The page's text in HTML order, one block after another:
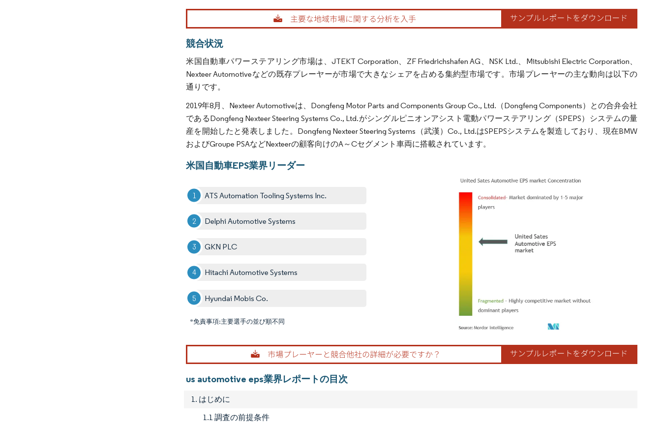
画像 © Mordor Intelligence。再利用にはCC BY 4.0の表示が必要です。
競合状況
米国自動車パワーステアリング市場は、JTEKT Corporation、ZF Friedrichshafen AG、NSK Ltd.、Mitsubishi Electric Corporation、
Nexteer Automotiveなどの既存プレーヤーが市場で大きなシェアを占める集約型市場です。市場プレーヤーの主な動向は以下の
通りです。
2019年8月、Nexteer Automotiveは、Dongfeng Motor Parts and Components Group Co., Ltd.（Dongfeng Components）との合弁会社
であるDongfeng Nexteer Steering Systems Co., Ltd.がシングルピニオンアシスト電動パワーステアリング（SPEPS）システムの量
産を開始したと発表しました。Dongfeng Nexteer Steering Systems（武漢）Co., Ltd.はSPEPSシステムを製造しており、現在BMW
およびGroupe PSAなどNexteerの顧客向けのA～Cセグメント車両に搭載されています。
米国自動車EPS業界リーダー
ATS Automation Tooling Systems Inc.
Delphi Automotive Systems
GKN PLC
Hitachi Automotive Systems
Hyundai Mobis Co.
*免責事項:主要選手の並び順不同
画像 © Mordor Intelligence。再利用にはCC BY 4.0の表示が必要です。
us automotive eps業界レポートの目次
1. はじめに
1.1 調査の前提条件